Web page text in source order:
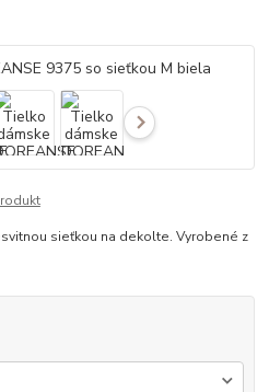
sieťkou na dekolte. Vyrobené z